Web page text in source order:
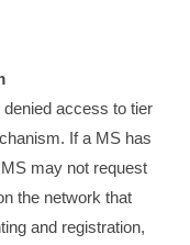
access to tier
If a MS has
may not request
the network that
and registration,